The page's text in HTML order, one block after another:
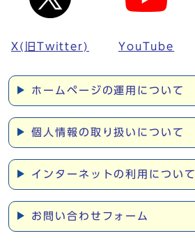
X(旧Twitter) YouTube
ホームページの運用について
個人情報の取り扱いについて
インターネットの利用について
お問い合わせフォーム